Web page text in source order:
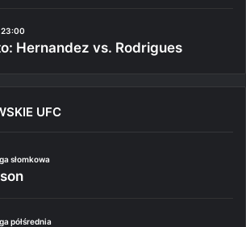
23:00
Hernandez vs. Rodrigues
UFC
słomkowa
półśrednia